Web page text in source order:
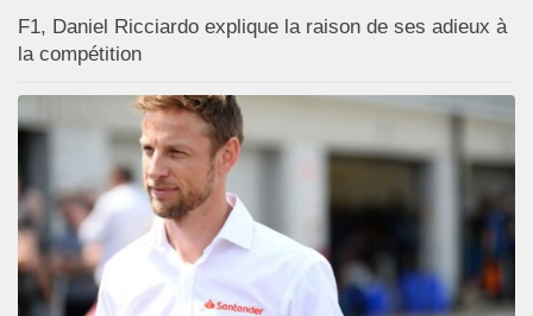
F1, Daniel Ricciardo explique la raison de ses adieux à
la compétition